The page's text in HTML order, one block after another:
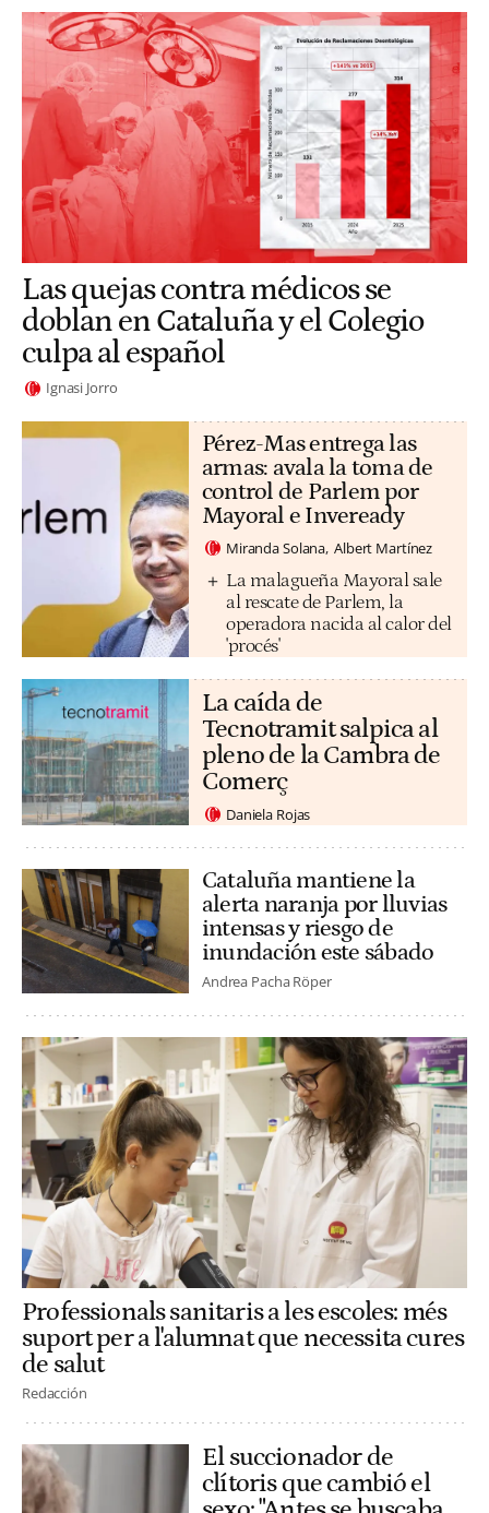
Las quejas contra médicos se
doblan en Cataluña y el Colegio
culpa al español
Ignasi Jorro
Pérez-Mas entrega las
armas: avala la toma de
control de Parlem por
Mayoral e Inveready
Miranda Solana Albert Martínez
La malagueña Mayoral sale
al rescate de Parlem, la
operadora nacida al calor del
'procés'
La caída de
Tecnotramit salpica al
pleno de la Cambra de
Comerç
Daniela Rojas
Cataluña mantiene la
alerta naranja por lluvias
intensas y riesgo de
inundación este sábado
Andrea Pacha Röper
Professionals sanitaris a les escoles: més
suport per a l'alumnat que necessita cures
de salut
Redacción
El succionador de
clítoris que cambió el